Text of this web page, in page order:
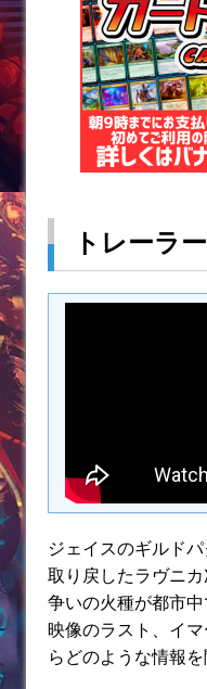
トレーラ
ジェイスのギルド
取り戻したラヴニ
争いの火種が都市中
映像のラスト、イ
らどのような情報